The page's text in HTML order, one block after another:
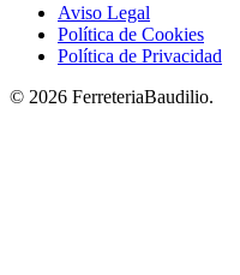
Aviso Legal
Política de Cookies
Política de Privacidad
© 2026 FerreteriaBaudilio.